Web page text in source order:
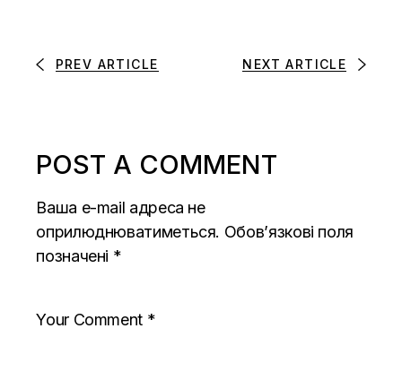
PREV ARTICLE NEXT ARTICLE
POST A COMMENT
Ваша e-mail адреса не
оприлюднюватиметься. Обов’язкові поля
позначені *